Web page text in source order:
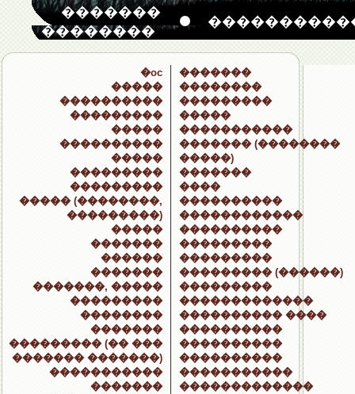
�������
��������
�oc
�����
����������
���������
�����
����������
�����
���������
���������
����� (��������,
���������)
�����
�������
������
�������
�������, �����
���������
��������
�������
��������� (�� ���
������� �������)
�����������
�������
�������
��������
���������
�����
�����������
������� (��������
�����)
�������
����
����������
������������
����������
���������
���������
��������� (������)
���������
�������������
���������� ����
����������
����������
����������
�����������
�������������